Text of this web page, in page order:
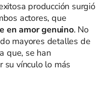
producción surgió
actores, que
en amor genuino. No
mayores detalles de
que, se han
su vínculo lo más